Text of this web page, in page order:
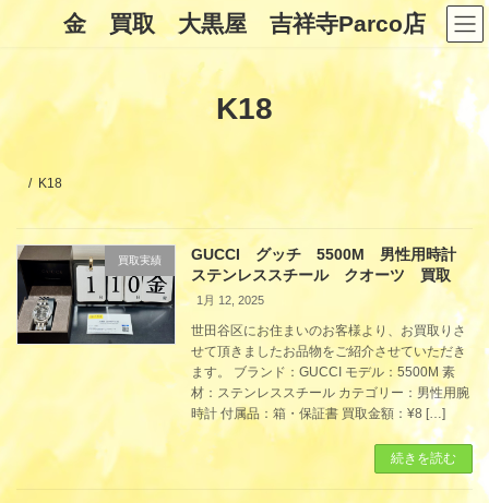
ン
キ
ッ
ー
に
移
金 買取 大黒屋 吉祥寺Parco店
K18
K18
買取実績
GUCCI グッチ 5500M 男性用時計
ステンレススチール クオーツ 買取
1月 12, 2025
世田谷区にお住まいのお客様より、お買取りさ
せて頂きましたお品物をご紹介させていただき
ます。 ブランド：GUCCI モデル：5500M 素
材：ステンレススチール カテゴリー：男性用腕
時計 付属品：箱・保証書 買取金額：¥8 […]
続きを読む